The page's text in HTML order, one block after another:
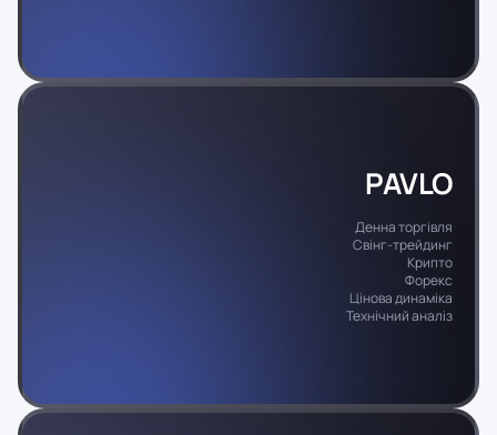
PAVLO
Денна торгівля
Cвінг-трейдинг
Крипто
Форекс
Цінова динаміка
Технічний аналіз